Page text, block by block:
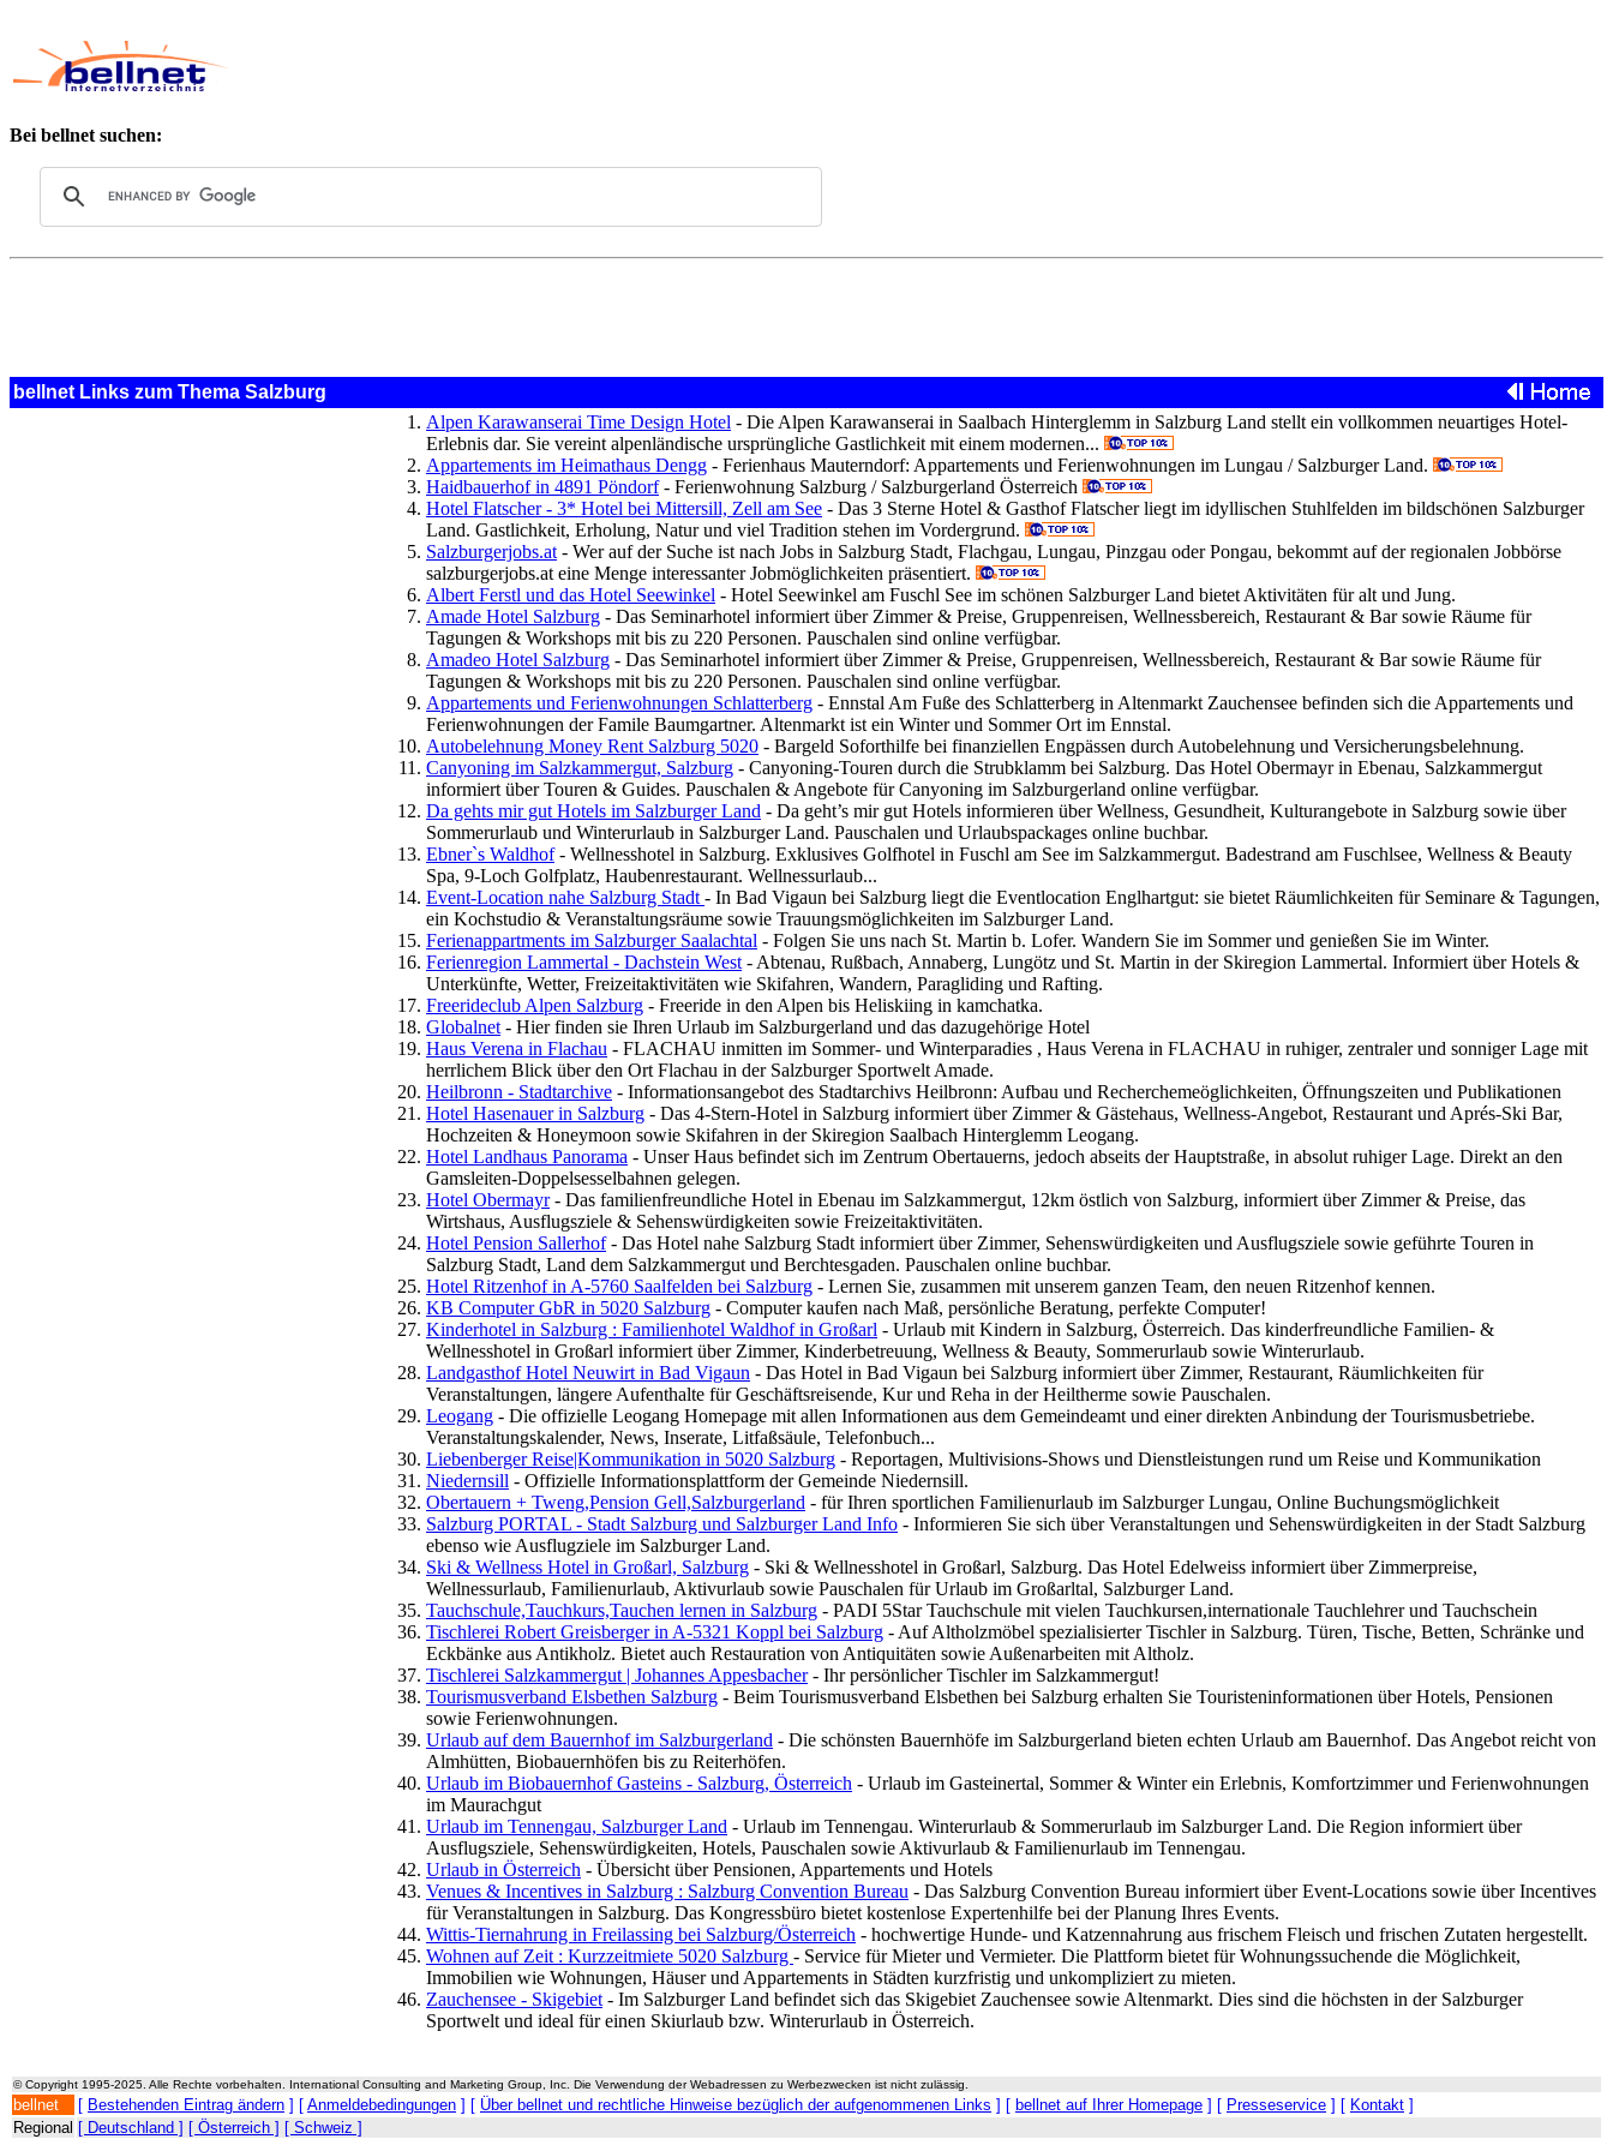
Bei bellnet suchen:
bellnet Links zum Thema Salzburg
Alpen Karawanserai Time Design Hotel - Die Alpen Karawanserai in Saalbach Hinterglemm in Salzburg Land stellt ein vollkommen neuartiges Hotel-
Erlebnis dar. Sie vereint alpenländische ursprüngliche Gastlichkeit mit einem modernen...
Appartements im Heimathaus Dengg - Ferienhaus Mauterndorf: Appartements und Ferienwohnungen im Lungau / Salzburger Land.
Haidbauerhof in 4891 Pöndorf- Ferienwohnung Salzburg / Salzburgerland Österreich
Hotel Flatscher - 3* Hotel bei Mittersill, Zell am See - Das 3 Sterne Hotel & Gasthof Flatscher liegt im idyllischen Stuhlfelden im bildschönen Salzburger
Land. Gastlichkeit, Erholung, Natur und viel Tradition stehen im Vordergrund.
Salzburgerjobs.at - Wer auf der Suche ist nach Jobs in Salzburg Stadt, Flachgau, Lungau, Pinzgau oder Pongau, bekommt auf der regionalen Jobbörse
salzburgerjobs.at eine Menge interessanter Jobmöglichkeiten präsentiert.
Albert Ferstl und das Hotel Seewinkel - Hotel Seewinkel am Fuschl See im schönen Salzburger Land bietet Aktivitäten für alt und Jung.
Amade Hotel Salzburg - Das Seminarhotel informiert über Zimmer & Preise, Gruppenreisen, Wellnessbereich, Restaurant & Bar sowie Räume für
Tagungen & Workshops mit bis zu 220 Personen. Pauschalen sind online verfügbar.
Amadeo Hotel Salzburg - Das Seminarhotel informiert über Zimmer & Preise, Gruppenreisen, Wellnessbereich, Restaurant & Bar sowie Räume für
Tagungen & Workshops mit bis zu 220 Personen. Pauschalen sind online verfügbar.
Appartements und Ferienwohnungen Schlatterberg - Ennstal Am Fuße des Schlatterberg in Altenmarkt Zauchensee befinden sich die Appartements und
Ferienwohnungen der Famile Baumgartner. Altenmarkt ist ein Winter und Sommer Ort im Ennstal.
Autobelehnung Money Rent Salzburg 5020 - Bargeld Soforthilfe bei finanziellen Engpässen durch Autobelehnung und Versicherungsbelehnung.
Canyoning im Salzkammergut, Salzburg - Canyoning-Touren durch die Strubklamm bei Salzburg. Das Hotel Obermayr in Ebenau, Salzkammergut
informiert über Touren & Guides. Pauschalen & Angebote für Canyoning im Salzburgerland online verfügbar.
Da gehts mir gut Hotels im Salzburger Land - Da geht’s mir gut Hotels informieren über Wellness, Gesundheit, Kulturangebote in Salzburg sowie über
Sommerurlaub und Winterurlaub in Salzburger Land. Pauschalen und Urlaubspackages online buchbar.
Ebner`s Waldhof- Wellnesshotel in Salzburg. Exklusives Golfhotel in Fuschl am See im Salzkammergut. Badestrand am Fuschlsee, Wellness & Beauty
Spa, 9-Loch Golfplatz, Haubenrestaurant. Wellnessurlaub...
Event-Location nahe Salzburg Stadt - In Bad Vigaun bei Salzburg liegt die Eventlocation Englhartgut: sie bietet Räumlichkeiten für Seminare & Tagungen,
ein Kochstudio & Veranstaltungsräume sowie Trauungsmöglichkeiten im Salzburger Land.
Ferienappartments im Salzburger Saalachtal - Folgen Sie uns nach St. Martin b. Lofer. Wandern Sie im Sommer und genießen Sie im Winter.
Ferienregion Lammertal - Dachstein West - Abtenau, Rußbach, Annaberg, Lungötz und St. Martin in der Skiregion Lammertal. Informiert über Hotels &
Unterkünfte, Wetter, Freizeitaktivitäten wie Skifahren, Wandern, Paragliding und Rafting.
Freerideclub Alpen Salzburg - Freeride in den Alpen bis Heliskiing in kamchatka.
Globalnet - Hier finden sie Ihren Urlaub im Salzburgerland und das dazugehörige Hotel
Haus Verena in Flachau - FLACHAU inmitten im Sommer- und Winterparadies , Haus Verena in FLACHAU in ruhiger, zentraler und sonniger Lage mit
herrlichem Blick über den Ort Flachau in der Salzburger Sportwelt Amade.
Heilbronn - Stadtarchive - Informationsangebot des Stadtarchivs Heilbronn: Aufbau und Recherchemeöglichkeiten, Öffnungszeiten und Publikationen
Hotel Hasenauer in Salzburg - Das 4-Stern-Hotel in Salzburg informiert über Zimmer & Gästehaus, Wellness-Angebot, Restaurant und Aprés-Ski Bar,
Hochzeiten & Honeymoon sowie Skifahren in der Skiregion Saalbach Hinterglemm Leogang.
Hotel Landhaus Panorama - Unser Haus befindet sich im Zentrum Obertauerns, jedoch abseits der Hauptstraße, in absolut ruhiger Lage. Direkt an den
Gamsleiten-Doppelsesselbahnen gelegen.
Hotel Obermayr- Das familienfreundliche Hotel in Ebenau im Salzkammergut, 12km östlich von Salzburg, informiert über Zimmer & Preise, das
Wirtshaus, Ausflugsziele & Sehenswürdigkeiten sowie Freizeitaktivitäten.
Hotel Pension Sallerhof- Das Hotel nahe Salzburg Stadt informiert über Zimmer, Sehenswürdigkeiten und Ausflugsziele sowie geführte Touren in
Salzburg Stadt, Land dem Salzkammergut und Berchtesgaden. Pauschalen online buchbar.
Hotel Ritzenhof in A-5760 Saalfelden bei Salzburg - Lernen Sie, zusammen mit unserem ganzen Team, den neuen Ritzenhof kennen.
KB Computer GbR in 5020 Salzburg - Computer kaufen nach Maß, persönliche Beratung, perfekte Computer!
Kinderhotel in Salzburg : Familienhotel Waldhof in Großarl - Urlaub mit Kindern in Salzburg, Österreich. Das kinderfreundliche Familien- &
Wellnesshotel in Großarl informiert über Zimmer, Kinderbetreuung, Wellness & Beauty, Sommerurlaub sowie Winterurlaub.
Landgasthof Hotel Neuwirt in Bad Vigaun - Das Hotel in Bad Vigaun bei Salzburg informiert über Zimmer, Restaurant, Räumlichkeiten für
Veranstaltungen, längere Aufenthalte für Geschäftsreisende, Kur und Reha in der Heiltherme sowie Pauschalen.
Leogang - Die offizielle Leogang Homepage mit allen Informationen aus dem Gemeindeamt und einer direkten Anbindung der Tourismusbetriebe.
Veranstaltungskalender, News, Inserate, Litfaßsäule, Telefonbuch...
Liebenberger Reise|Kommunikation in 5020 Salzburg - Reportagen, Multivisions-Shows und Dienstleistungen rund um Reise und Kommunikation
Niedernsill - Offizielle Informationsplattform der Gemeinde Niedernsill.
Obertauern + Tweng,Pension Gell,Salzburgerland - für Ihren sportlichen Familienurlaub im Salzburger Lungau, Online Buchungsmöglichkeit
Salzburg PORTAL - Stadt Salzburg und Salzburger Land Info - Informieren Sie sich über Veranstaltungen und Sehenswürdigkeiten in der Stadt Salzburg
ebenso wie Ausflugziele im Salzburger Land.
Ski & Wellness Hotel in Großarl, Salzburg - Ski & Wellnesshotel in Großarl, Salzburg. Das Hotel Edelweiss informiert über Zimmerpreise,
Wellnessurlaub, Familienurlaub, Aktivurlaub sowie Pauschalen für Urlaub im Großarltal, Salzburger Land.
Tauchschule,Tauchkurs,Tauchen lernen in Salzburg - PADI 5Star Tauchschule mit vielen Tauchkursen,internationale Tauchlehrer und Tauchschein
Tischlerei Robert Greisberger in A-5321 Koppl bei Salzburg - Auf Altholzmöbel spezialisierter Tischler in Salzburg. Türen, Tische, Betten, Schränke und
Eckbänke aus Antikholz. Bietet auch Restauration von Antiquitäten sowie Außenarbeiten mit Altholz.
Tischlerei Salzkammergut | Johannes Appesbacher- Ihr persönlicher Tischler im Salzkammergut!
Tourismusverband Elsbethen Salzburg - Beim Tourismusverband Elsbethen bei Salzburg erhalten Sie Touristeninformationen über Hotels, Pensionen
sowie Ferienwohnungen.
Urlaub auf dem Bauernhof im Salzburgerland - Die schönsten Bauernhöfe im Salzburgerland bieten echten Urlaub am Bauernhof. Das Angebot reicht von
Almhütten, Biobauernhöfen bis zu Reiterhöfen.
Urlaub im Biobauernhof Gasteins - Salzburg, Österreich - Urlaub im Gasteinertal, Sommer & Winter ein Erlebnis, Komfortzimmer und Ferienwohnungen
im Maurachgut
Urlaub im Tennengau, Salzburger Land - Urlaub im Tennengau. Winterurlaub & Sommerurlaub im Salzburger Land. Die Region informiert über
Ausflugsziele, Sehenswürdigkeiten, Hotels, Pauschalen sowie Aktivurlaub & Familienurlaub im Tennengau.
Urlaub in Österreich - Übersicht über Pensionen, Appartements und Hotels
Venues & Incentives in Salzburg : Salzburg Convention Bureau - Das Salzburg Convention Bureau informiert über Event-Locations sowie über Incentives
für Veranstaltungen in Salzburg. Das Kongressbüro bietet kostenlose Expertenhilfe bei der Planung Ihres Events.
Wittis-Tiernahrung in Freilassing bei Salzburg/Österreich - hochwertige Hunde- und Katzennahrung aus frischem Fleisch und frischen Zutaten hergestellt.
Wohnen auf Zeit : Kurzzeitmiete 5020 Salzburg - Service für Mieter und Vermieter. Die Plattform bietet für Wohnungssuchende die Möglichkeit,
Immobilien wie Wohnungen, Häuser und Appartements in Städten kurzfristig und unkompliziert zu mieten.
Zauchensee - Skigebiet - Im Salzburger Land befindet sich das Skigebiet Zauchensee sowie Altenmarkt. Dies sind die höchsten in der Salzburger
Sportwelt und ideal für einen Skiurlaub bzw. Winterurlaub in Österreich.
© Copyright 1995-2025. Alle Rechte vorbehalten. International Consulting and Marketing Group, Inc. Die Verwendung der Webadressen zu Werbezwecken ist nicht zulässig.
bellnet [ Bestehenden Eintrag ändern ] [ Anmeldebedingungen ] [ Über bellnet und rechtliche Hinweise bezüglich der aufgenommenen Links ] [ bellnet auf Ihrer Homepage ] [ Presseservice ] [ Kontakt ]
Regional [ Deutschland ] [ Österreich ] [ Schweiz ]